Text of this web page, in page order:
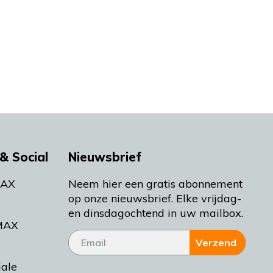
Social Nieuwsbrief
Neem hier een gratis abonnement
op onze nieuwsbrief. Elke vrijdag-
en dinsdagochtend in uw mailbox.
Verzend